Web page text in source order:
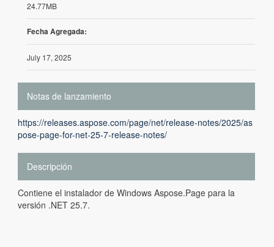
24.77MB
Fecha Agregada:
July 17, 2025
Notas de lanzamiento
https://releases.aspose.com/page/net/release-notes/2025/as
pose-page-for-net-25-7-release-notes/
Descripción
Contiene el instalador de Windows Aspose.Page para la
versión .NET 25.7.